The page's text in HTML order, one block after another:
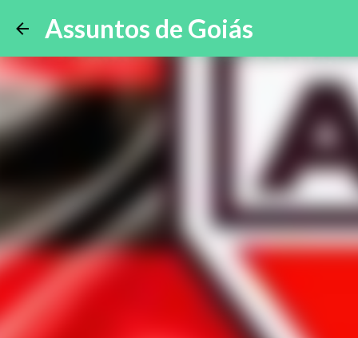
Assuntos de Goiás